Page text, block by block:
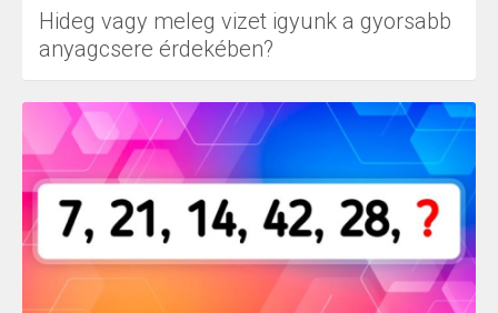
Hideg vagy meleg vizet igyunk a gyorsabb
anyagcsere érdekében?